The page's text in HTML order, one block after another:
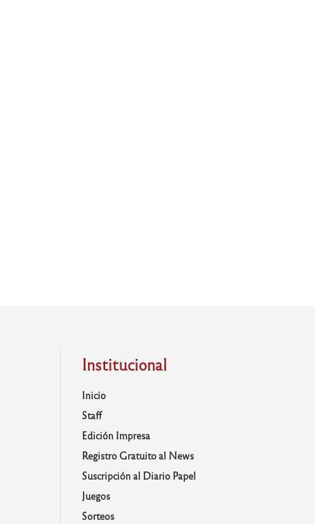
Institucional
Inicio
Staff
Edición Impresa
Registro Gratuito al News
Suscripción al Diario Papel
Juegos
Sorteos